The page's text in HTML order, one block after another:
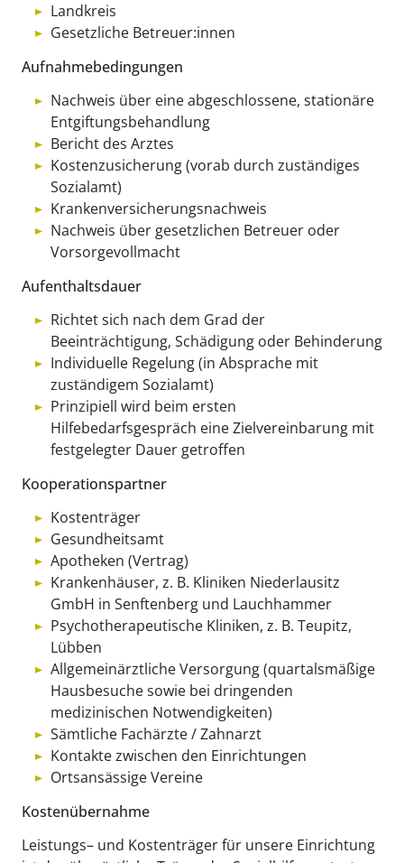
Landkreis
Gesetzliche Betreuer:innen
Aufnahmebedingungen
Nachweis über eine abgeschlossene, stationäre
Entgiftungsbehandlung
Bericht des Arztes
Kostenzusicherung (vorab durch zuständiges
Sozialamt)
Krankenversicherungsnachweis
Nachweis über gesetzlichen Betreuer oder
Vorsorgevollmacht
Aufenthaltsdauer
Richtet sich nach dem Grad der
Beeinträchtigung, Schädigung oder Behinderung
Individuelle Regelung (in Absprache mit
zuständigem Sozialamt)
Prinzipiell wird beim ersten
Hilfebedarfsgespräch eine Zielvereinbarung mit
festgelegter Dauer getroffen
Kooperationspartner
Kostenträger
Gesundheitsamt
Apotheken (Vertrag)
Krankenhäuser, z. B. Kliniken Niederlausitz
GmbH in Senftenberg und Lauchhammer
Psychotherapeutische Kliniken, z. B. Teupitz,
Lübben
Allgemeinärztliche Versorgung (quartalsmäßige
Hausbesuche sowie bei dringenden
medizinischen Notwendigkeiten)
Sämtliche Fachärzte / Zahnarzt
Kontakte zwischen den Einrichtungen
Ortsansässige Vereine
Kostenübernahme
Leistungs– und Kostenträger für unsere Einrichtung